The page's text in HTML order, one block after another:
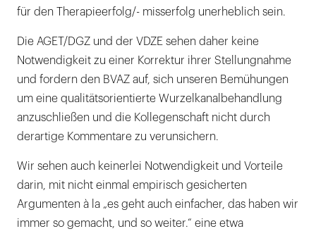
für den Therapieerfolg/- misserfolg unerheblich sein.
Die AGET/DGZ und der VDZE sehen daher keine
Notwendigkeit zu einer Korrektur ihrer Stellungnahme
und fordern den BVAZ auf, sich unseren Bemühungen
um eine qualitätsorientierte Wurzelkanalbehandlung
anzuschließen und die Kollegenschaft nicht durch
derartige Kommentare zu verunsichern.
Wir sehen auch keinerlei Notwendigkeit und Vorteile
darin, mit nicht einmal empirisch gesicherten
Argumenten à la „es geht auch einfacher, das haben wir
immer so gemacht, und so weiter.“ eine etwa